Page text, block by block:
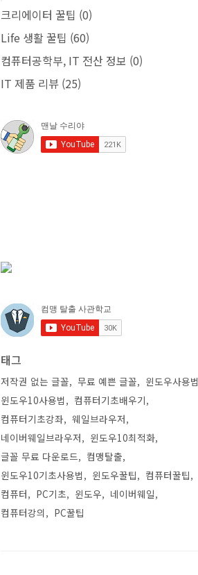
크리에이터 꿀팁 (0)
Life 생활 꿀팁 (60)
컴퓨터공학부, IT 전산 정보 (0)
IT 제품 리뷰 (25)
태그
저작권 없는 글꼴 무료 예쁜 글꼴
윈도우사용법
윈도우10사용법
컴퓨터기초배우기
컴퓨터기초강좌
웨일브라우저
네이버웨일브라우저
윈도우10최적화
글꼴 무료 다운로드
컴맹탈출
윈도우10기초사용법
윈도우꿀팁
컴퓨터꿀팁
컴퓨터
PC기초 윈도우
네이버웨일
컴퓨터강의
PC꿀팁